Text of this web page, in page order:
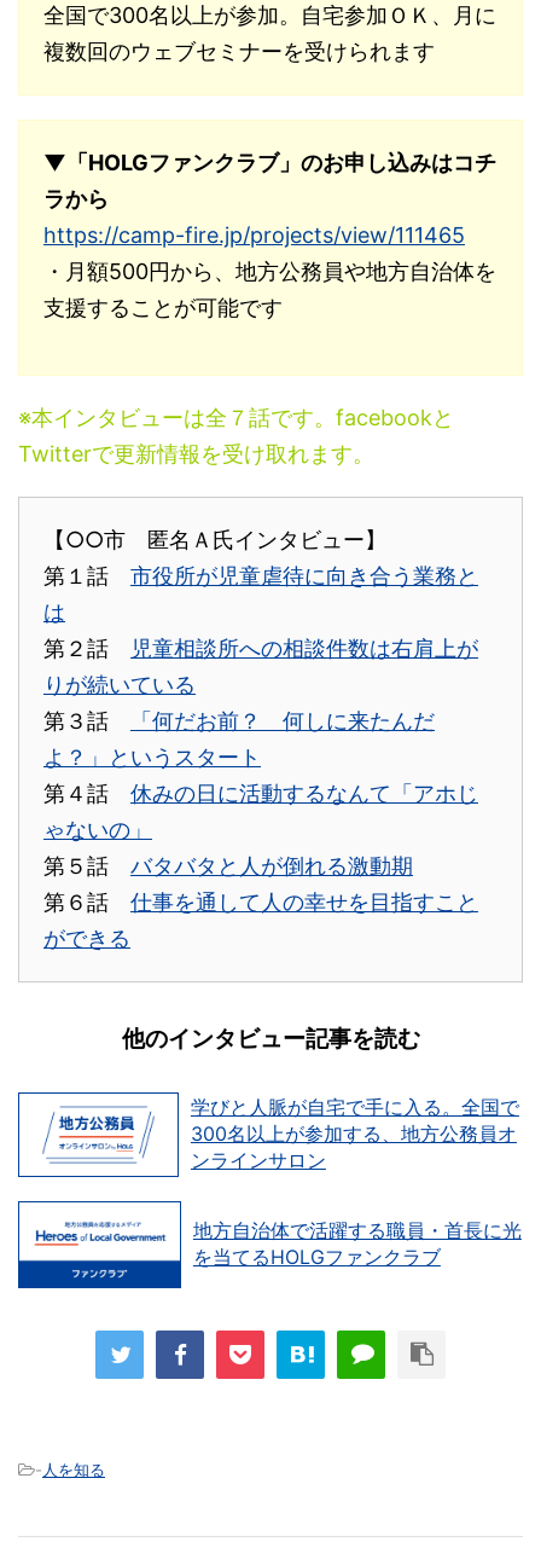
全国で300名以上が参加。自宅参加ＯＫ、月に
複数回のウェブセミナーを受けられます
▼「HOLGファンクラブ」のお申し込みはコチ
ラから
https://camp-fire.jp/projects/view/111465
・月額500円から、地方公務員や地方自治体を
支援することが可能です
※本インタビューは全７話です。facebookと
Twitterで更新情報を受け取れます。
【○○市 匿名Ａ氏インタビュー】
第１話 市役所が児童虐待に向き合う業務と
は
第２話
児童相談所への相談件数は右肩上が
りが続いている
第３話
「何だお前？ 何しに来たんだ
よ？」というスタート
第４話 休みの日に活動するなんて「アホじ
ゃないの」
第５話 バタバタと人が倒れる激動期
第６話 仕事を通して人の幸せを目指すこと
ができる
他のインタビュー記事を読む
学びと人脈が自宅で手に入る。全国で
300名以上が参加する、地方公務員オ
ンラインサロン
地方自治体で活躍する職員・首長に光
を当てるHOLGファンクラブ
- 人を知る